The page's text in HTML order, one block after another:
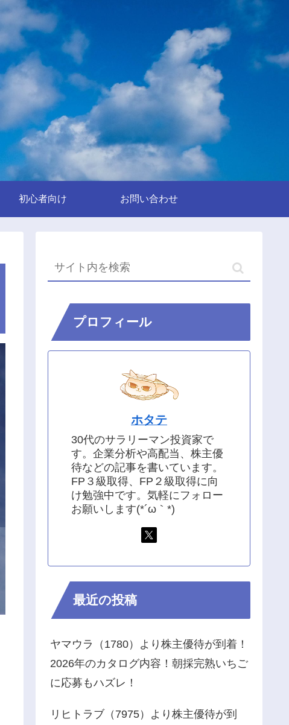
初心者向け お問い合わせ
プロフィール
ホタテ
30代のサラリーマン投資家で
す。企業分析や高配当、株主優
待などの記事を書いています。
FP３級取得、FP２級取得に向
け勉強中です。気軽にフォロー
お願いします(*´ω｀*)
最近の投稿
ヤマウラ（1780）より株主優待が到着！
2026年のカタログ内容！朝採完熟いちご
に応募もハズレ！
リヒトラブ（7975）より株主優待が到